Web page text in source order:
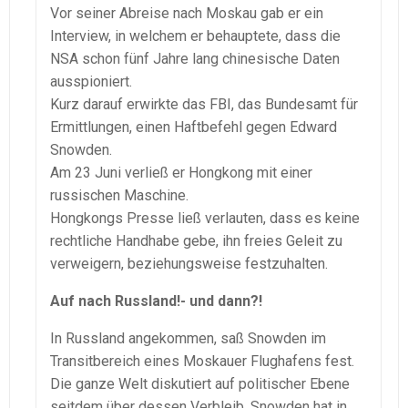
Vor seiner Abreise nach Moskau gab er ein
Interview, in welchem er behauptete, dass die
NSA schon fünf Jahre lang chinesische Daten
ausspioniert.
Kurz darauf erwirkte das FBI, das Bundesamt für
Ermittlungen, einen Haftbefehl gegen Edward
Snowden.
Am 23 Juni verließ er Hongkong mit einer
russischen Maschine.
Hongkongs Presse ließ verlauten, dass es keine
rechtliche Handhabe gebe, ihn freies Geleit zu
verweigern, beziehungsweise festzuhalten.
Auf nach Russland!- und dann?!
In Russland angekommen, saß Snowden im
Transitbereich eines Moskauer Flughafens fest.
Die ganze Welt diskutiert auf politischer Ebene